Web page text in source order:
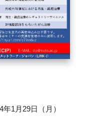
1月29日（月）